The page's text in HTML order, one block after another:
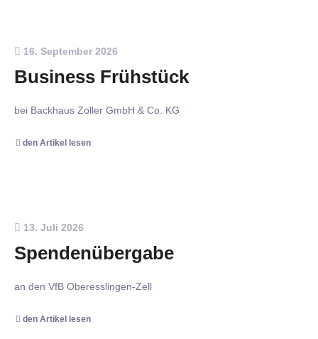
16. September 2026
Business Frühstück
bei Backhaus Zoller GmbH & Co. KG
den Artikel lesen
13. Juli 2026
Spendenübergabe
an den VfB Oberesslingen-Zell
den Artikel lesen